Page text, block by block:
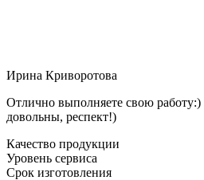
Ирина Криворотова
Отлично выполняете свою работу:)
довольны, респект!)
Качество продукции
Уровень сервиса
Срок изготовления